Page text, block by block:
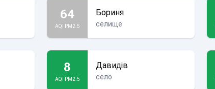
64
AQI PM2.5
Бориня
селище
8
AQI PM2.5
Давидів
село